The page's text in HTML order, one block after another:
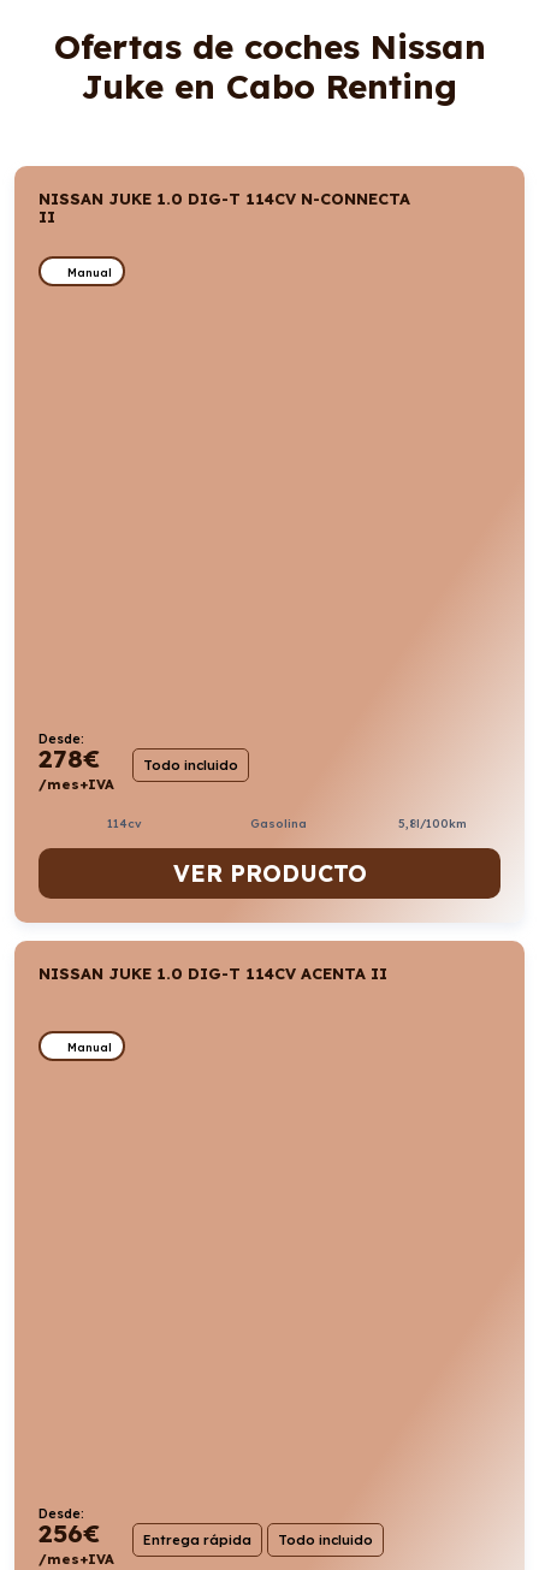
Ofertas de coches Nissan
Juke en Cabo Renting
NISSAN JUKE 1.0 DIG-T 114CV N-CONNECTA
II
Manual
Desde:
278€
/mes+IVA
Todo incluido
114cv Gasolina 5,8l/100km
VER PRODUCTO
NISSAN JUKE 1.0 DIG-T 114CV ACENTA II
Manual
Desde:
256€
/mes+IVA
Entrega rápida Todo incluido